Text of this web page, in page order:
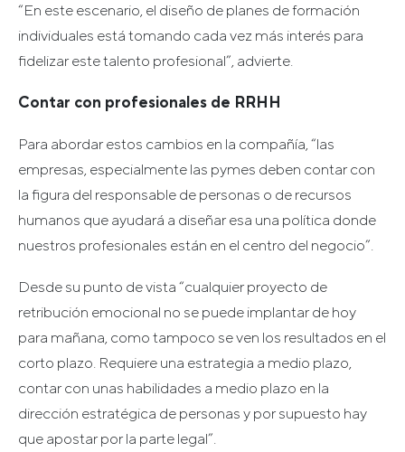
“En este escenario, el diseño de planes de formación
individuales está tomando cada vez más interés para
fidelizar este talento profesional”, advierte.
Contar con profesionales de RRHH
Para abordar estos cambios en la compañía, “las
empresas, especialmente las pymes deben contar con
la figura del responsable de personas o de recursos
humanos que ayudará a diseñar esa una política donde
nuestros profesionales están en el centro del negocio”.
Desde su punto de vista “cualquier proyecto de
retribución emocional no se puede implantar de hoy
para mañana, como tampoco se ven los resultados en el
corto plazo. Requiere una estrategia a medio plazo,
contar con unas habilidades a medio plazo en la
dirección estratégica de personas y por supuesto hay
que apostar por la parte legal”.